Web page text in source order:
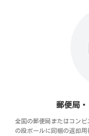
郵便局
全国の郵便局またはコン
の段ボールに同梱の返却